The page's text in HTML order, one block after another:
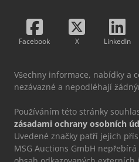
Facebook X LinkedIn
Všechny informace, nabídky a
nezávazné a nepodléhají
Používáním této stránky
zásadami ochrany osobních
Uvedené značky patří jejich
MSG Auctions GmbH